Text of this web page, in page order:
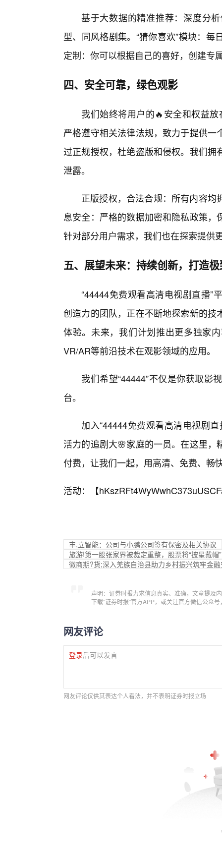
基于大数据的精准推荐：深度分
型、同风格剧集。“猜你喜欢”模块：
定制：你可以根据自己的喜好，创建专
四、安全可靠，绿色观影
我们始终将用户的🔥安全和权益
严格遵守相关法律法规，致力于提供
过正规授权，杜绝盗版和侵权。我们
泄露。
正版授权，合法合规：所有内容
息安全：严格的数据加密和隐私政策
针对部分用户需求，我们也在探索提供
五、展望未来：持续创新，打造
“44444免费观看高清电视剧直播”
创造力的团队，正在不断地探索新的
体验。未来，我们计划推出更多独家
VR/AR等前沿技术在观影领域的应用。
我们希望“44444”不仅是你获取影
台。
加入“44444免费观看高清电视剧
活力的追剧大🌸家庭的一员。在这里
付费，让我们一起，用高清、免费、畅
活动：【
丰,立智能：公司与小鹏公司签有保密及相关协议
旅游!第一股张家界被裁定重整，股票将“披星戴帽
徽商期?货;深入羌族自治县助力乡村振兴筑牢金
声明：证券时报力求信息真实、准确，文章提及
下载“证券时报”官方APP，或关注官方微信公众
网友评论
登录后可以发言
网友评论仅供其表达个人看法，并不表明证券时报立场